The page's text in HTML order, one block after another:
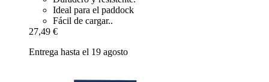
Ideal para el paddock
Fácil de cargar..
27,49 €
Entrega hasta el 19 agosto